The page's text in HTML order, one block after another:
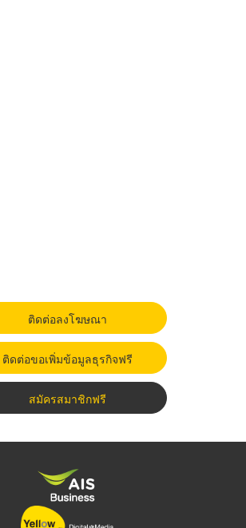
ติดต่อลงโฆษณา
ติดต่อขอเพิ่มข้อมูลธุรกิจฟรี
สมัครสมาชิกฟรี